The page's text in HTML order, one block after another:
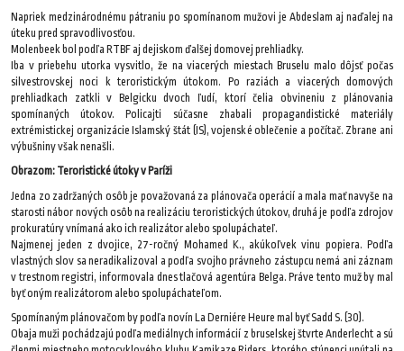
Napriek medzinárodnému pátraniu po spomínanom mužovi je Abdeslam aj naďalej na
úteku pred spravodlivosťou.
Molenbeek bol podľa RTBF aj dejiskom ďalšej domovej prehliadky.
Iba v priebehu utorka vysvitlo, že na viacerých miestach Bruselu malo dôjsť počas
silvestrovskej noci k teroristickým útokom. Po raziách a viacerých domových
prehliadkach zatkli v Belgicku dvoch ľudí, ktorí čelia obvineniu z plánovania
spomínaných útokov. Policajti súčasne zhabali propagandistické materiály
extrémistickej organizácie Islamský štát (IS), vojenské oblečenie a počítač. Zbrane ani
výbušniny však nenašli.
Obrazom: Teroristické útoky v Paríži
Jedna zo zadržaných osôb je považovaná za plánovača operácií a mala mať navyše na
starosti nábor nových osôb na realizáciu teroristických útokov, druhá je podľa zdrojov
prokuratúry vnímaná ako ich realizátor alebo spolupáchateľ.
Najmenej jeden z dvojice, 27-ročný Mohamed K., akúkoľvek vinu popiera. Podľa
vlastných slov sa neradikalizoval a podľa svojho právneho zástupcu nemá ani záznam
v trestnom registri, informovala dnes tlačová agentúra Belga. Práve tento muž by mal
byť oným realizátorom alebo spolupáchateľom.
Spomínaným plánovačom by podľa novín La Derniére Heure mal byť Sadd S. (30).
Obaja muži pochádzajú podľa mediálnych informácií z bruselskej štvrte Anderlecht a sú